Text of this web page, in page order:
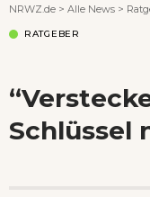
Testturm
Neckarline
NRWZ.de > Alle News >
RATGEBER
Schlüssel